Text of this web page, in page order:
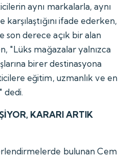
aynı markalarla, aynı
ifade ederken,
son derece açık bir alan
"Lüks mağazalar yalnızca
birer destinasyona
eğitim, uzmanlık ve en
dedi.
KARARI ARTIK
bulunan Cem